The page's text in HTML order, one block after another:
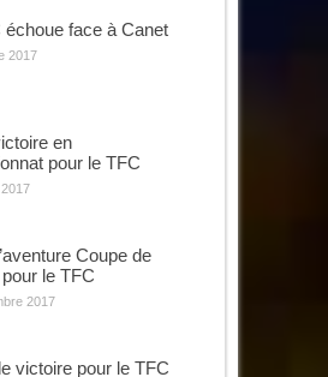
échoue face à Canet
2017
en
pour le TFC
Coupe de
le TFC
2017
victoire pour le TFC